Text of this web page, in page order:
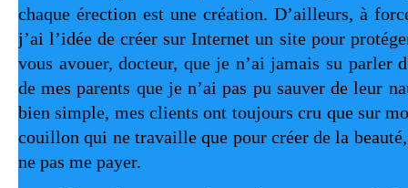
chaque érection est une création. D’ailleurs, à
j’ai l’idée de créer sur Internet un site pour
vous avouer, docteur, que je n’ai jamais su parler
de mes parents que je n’ai pas pu sauver de leur
bien simple, mes clients ont toujours cru que sur
couillon qui ne travaille que pour créer de la
ne pas me payer.